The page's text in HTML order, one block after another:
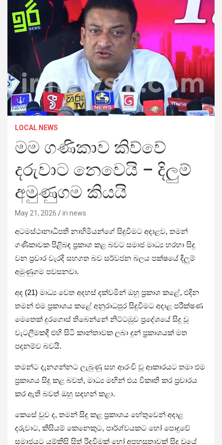
LOCAL NEWS
මම ගණිකාව කිව්වේ
දරුවාට නෙවෙයි – දිලුම්
අමුණුගම කියයි
May 21, 2026 iri news
අටමස්ථානාධිපති නාහිමියන්ගේ සිදුවීමට අදාළව, තමන්
ගණිකාවක පිළිබඳ ප්‍රකාශ කළ බවට සමාජ මාධ්‍ය හරහා සිදු
වන ප්‍රචාර වැරදි සහගත බව සර්වජන බලය පක්ෂයේ දිලුම්
අමුණුගම පවසනවා.
අද (21) මාධ්‍ය වෙත අදහස් දක්වමින් ඔහු ප්‍රකාශ කළේ, එදින
තමන් එම ප්‍රකාශය කළේ අනුරාධපුර සිදුවීමට අදාළ පරීක්ෂණ
මෙතෙක් දුරගොස් තිබෙන්නේ නිට්ටඹුව ප්‍රදේශයේ සිදු වූ
වැටලීමකදී එහි සිටි කාන්තාවක ලබා දුන් ප්‍රකාශයක් මත
පදනම්ව බවයි.
තමන්ට දැනගන්නට ලැබුණු සහ ආරංචි වූ ආකාරයට තමා එම
ප්‍රකාශය සිදු කළ බවත්, මාධ්‍ය මඟින් එය විකෘති කර ප්‍රචාරය
කර ඇති බවත් ඔහු සඳහන් කළා.
කෙසේ වුව ද, තමන් සිදු කළ ප්‍රකාශය හේතුවෙන් අදාළ
දරුවාට, කිසියම් කෙනෙකුට, පාර්ශ්වයකට හෝ පොදුවේ
සමාජයට යම්කිසි සිත් රිදවීමක් හෝ අපහසුතාවක් සිදු වූයේ